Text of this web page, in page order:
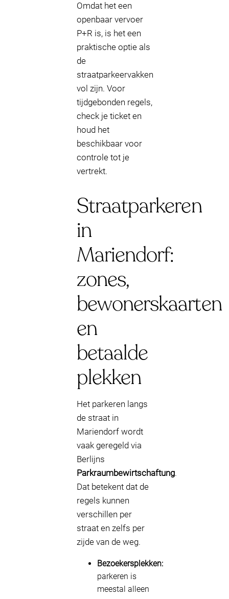
Omdat het een
openbaar vervoer
P+R is, is het een
praktische optie als
de
straatparkeervakken
vol zijn. Voor
tijdgebonden regels,
check je ticket en
houd het
beschikbaar voor
controle tot je
vertrekt.
Straatparkeren
in
Mariendorf:
zones,
bewonerskaarten
en
betaalde
plekken
Het parkeren langs
de straat in
Mariendorf wordt
vaak geregeld via
Berlijns
Parkraumbewirtschaftung.
Dat betekent dat de
regels kunnen
verschillen per
straat en zelfs per
zijde van de weg.
Bezoekersplekken:
parkeren is
meestal alleen